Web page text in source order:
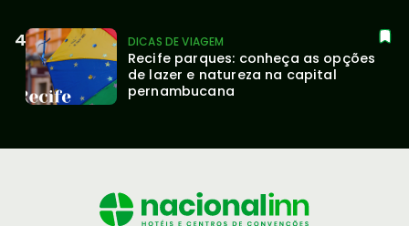
DICAS DE VIAGEM
Recife parques: conheça as opções
de lazer e natureza na capital
pernambucana